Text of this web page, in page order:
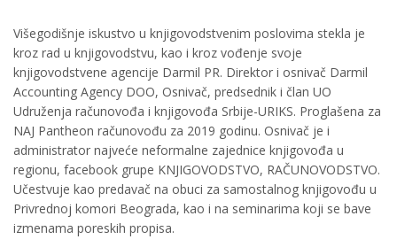
Višegodišnje iskustvo u knjigovodstvenim poslovima stekla je
kroz rad u knjigovodstvu, kao i kroz vođenje svoje
knjigovodstvene agencije Darmil PR. Direktor i osnivač Darmil
Accounting Agency DOO, Osnivač, predsednik i član UO
Udruženja računovođa i knjigovođa Srbije-URIKS. Proglašena za
NAJ Pantheon računovođu za 2019 godinu. Osnivač je i
administrator najveće neformalne zajednice knjigovođa u
regionu, facebook grupe KNJIGOVODSTVO, RAČUNOVODSTVO.
Učestvuje kao predavač na obuci za samostalnog knjigovođu u
Privrednoj komori Beograda, kao i na seminarima koji se bave
izmenama poreskih propisa.